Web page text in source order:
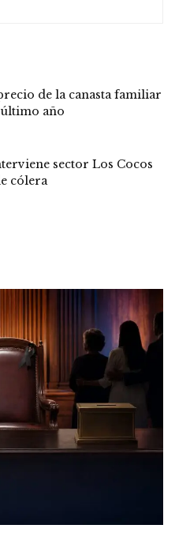
de la canasta familiar
último año
sector Los Cocos
cólera